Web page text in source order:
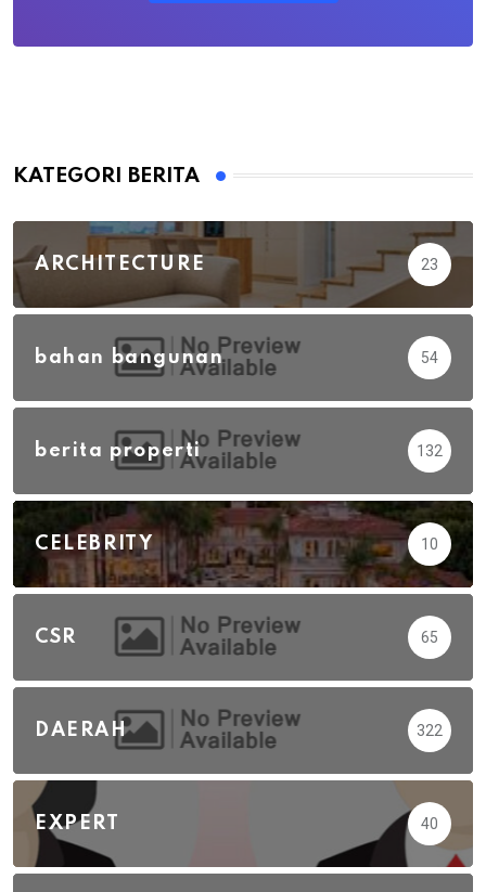
KATEGORI BERITA
ARCHITECTURE 23
bahan bangunan 54
berita properti 132
CELEBRITY 10
CSR 65
DAERAH 322
EXPERT 40